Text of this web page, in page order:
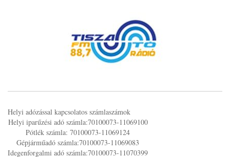
Helyi adózással kapcsolatos számlaszámok
Helyi iparűzési adó számla:70100073-11069100
Pótlék számla: 70100073-11069124
Gépjárműadó számla:70100073-11069083
Idegenforgalmi adó számla:70100073-11070399